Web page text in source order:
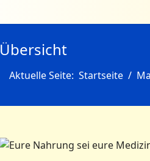
Übersicht
Aktuelle Seite: Startseite